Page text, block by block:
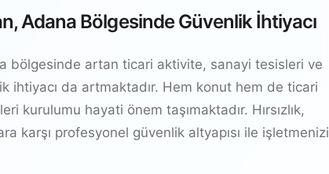
Adana Bölgesinde Güvenlik İhtiyacı
bölgesinde artan ticari aktivite, sanayi tesisleri ve
ihtiyacı da artmaktadır. Hem konut hem de ticari
kurulumu hayati önem taşımaktadır. Hırsızlık,
karşı profesyonel güvenlik altyapısı ile işletmenizi